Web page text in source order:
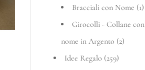
Bracciali con Nome (1)
Girocolli - Collane con
nome in Argento (2)
Idee Regalo (259)